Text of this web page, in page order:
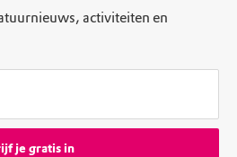
activiteiten en
je gratis in